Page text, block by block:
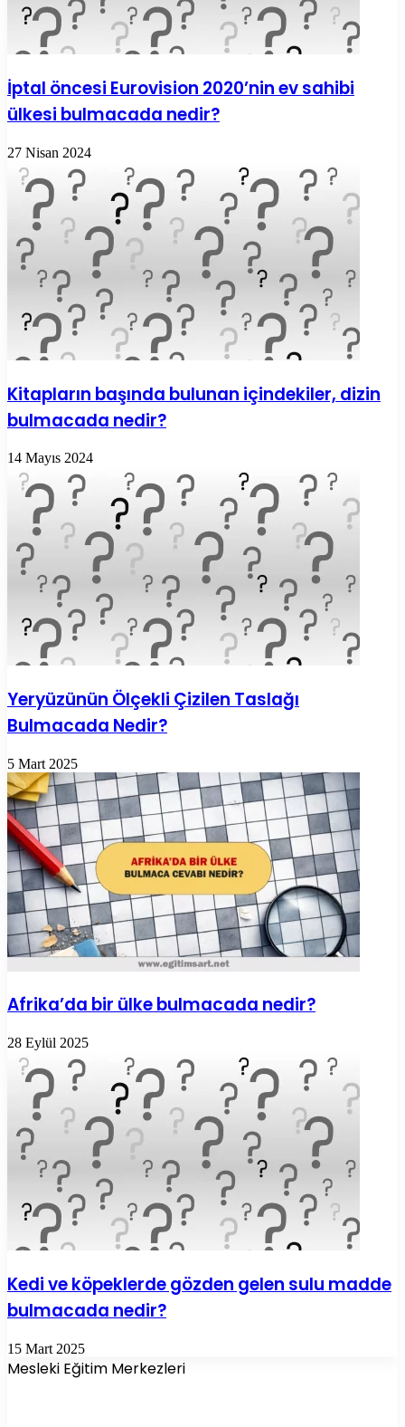
İptal öncesi Eurovision 2020’nin ev sahibi
ülkesi bulmacada nedir?
27 Nisan 2024
Kitapların başında bulunan içindekiler, dizin
bulmacada nedir?
14 Mayıs 2024
Yeryüzünün Ölçekli Çizilen Taslağı
Bulmacada Nedir?
5 Mart 2025
Afrika’da bir ülke bulmacada nedir?
28 Eylül 2025
Kedi ve köpeklerde gözden gelen sulu madde
bulmacada nedir?
15 Mart 2025
Mesleki Eğitim Merkezleri